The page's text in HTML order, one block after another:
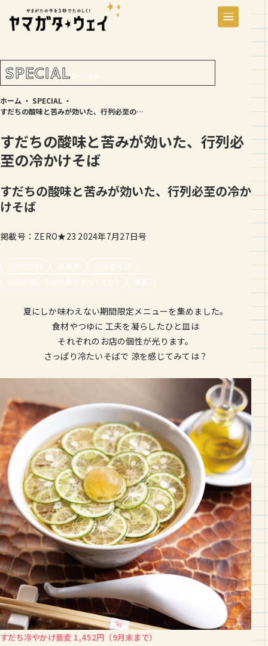
SPECIAL スペシャル
ホーム ・ SPECIAL ・
すだちの酸味と苦みが効いた、行列必至の冷かけそば
すだちの酸味と苦みが効いた、行列必
至の冷かけそば
すだちの酸味と苦みが効いた、行列必至の冷か
けそば
掲載号：ZERO★23 2024年7月27日号
ZERO☆23 天童市
山形のそば
山形の夏、そばの夏がやってきた!!
蕎麦
夏にしか味わえない期間限定メニューを集めました。
食材やつゆに 工夫を凝らしたひと皿は
それぞれのお店の個性が光ります。
さっぱり冷たいそばで 涼を感じてみては？
すだち冷やかけ蕎麦 1,452円（9月末まで）